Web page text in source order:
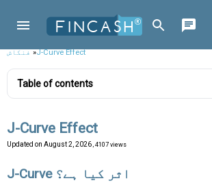
فنکاش»J-Curve Effect
Table of contents
J-Curve Effect
Updated on August 2, 2026 , 4107 views
J-Curve اثر کیا ہے؟